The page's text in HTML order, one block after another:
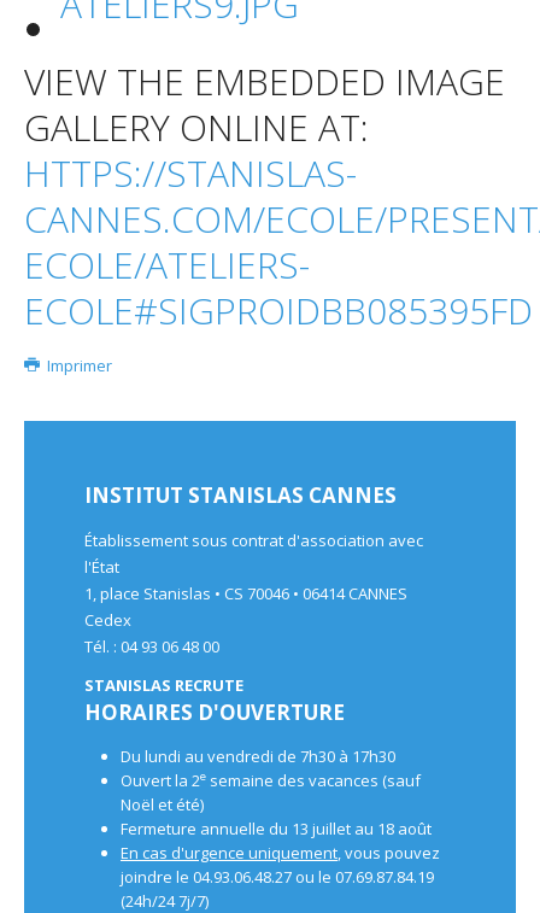
VIEW THE EMBEDDED IMAGE
GALLERY ONLINE AT:
HTTPS://STANISLAS-
CANNES.COM/ECOLE/
ECOLE/ATELIERS-
ECOLE#SIGPROIDBB085395FD
Imprimer
INSTITUT STANISLAS CANNES
Établissement sous contrat d'association avec
l'État
1, place Stanislas • CS 70046 • 06414 CANNES
Cedex
Tél. : 04 93 06 48 00
STANISLAS RECRUTE
HORAIRES D'OUVERTURE
Du lundi au vendredi de 7h30 à 17h30
Ouvert la 2e semaine des vacances (sauf
Noël et été)
Fermeture annuelle du 13 juillet au 18 août
En cas d'urgence uniquement , vous pouvez
joindre le 04.93.06.48.27 ou le 07.69.87.84.19
(24h/24 7j/7)